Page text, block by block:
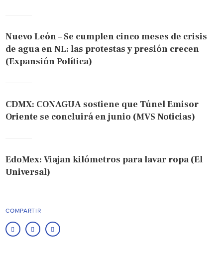
Nuevo León – Se cumplen cinco meses de crisis
de agua en NL: las protestas y presión crecen
(Expansión Política)
CDMX: CONAGUA sostiene que Túnel Emisor
Oriente se concluirá en junio (MVS Noticias)
EdoMex: Viajan kilómetros para lavar ropa (El
Universal)
COMPARTIR